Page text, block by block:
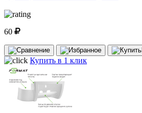
60
Купить в 1 клик